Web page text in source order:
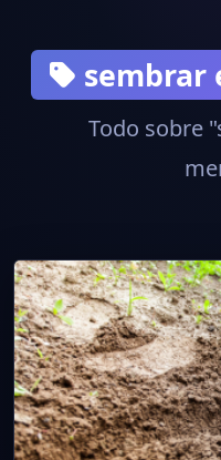
sembrar
Todo sobre